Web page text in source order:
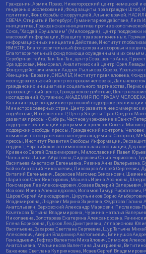
Гражданин.Армия.Право, Нижегородский центр немецкой и
гендерных исследований, Фонд защиты прав граждан Штаб,
политики, Фонд борьбы с коррупцией, Альянс врачей,
СВЕЧА, Открытый Петербург, Гуманитарное действие, Лига
инициатива, Гражданская инициатива против
Союз, "Хасдей Ерушалаим" (Милосердие), Центр поддержки и
массовой информации, В защиту прав заключенных,
информационных инициатив Действие, Институт
ВМЕСТЕ, Благотворительный фонд охраны здоровья и защиты
Благотворительный фонд помощи осужденным и их семьям,
Серебряная тайга, Так-Так-Так, центр Сова, центр Анна,
Эра здоровья, Мемориал, Аналитический Центр Юрия Левады,
Фонд содействия имени Андрея Рылькова, Сфера, Уральская
Женщины Евразии, СИБАЛЬТ, Институт прав человека, Фонд
исследовательский центр по правам человека,
гражданских инициатив и социального партнерства,
правозащитный центр, Гражданское действие, Центр
исследований, Сутяжник, АКАДЕМИЯ ПО ПРАВАМ ЧЕЛОВЕКА,
Калининграде по административной поддержке реализации
Министров северных стран, Центр развития
содействие, Интернешнл-Р, Центр Защиты Прав Средств
развития прессы - Сибирь, Частное учреждение в Санкт-
поддержке реализации программ и проектов Совета
поддержки свободы прессы, Гражданский контроль, Человек
комиссия по сохранению наследия академика Сахарова,
прессы, Институт Развития Свободы Информации,
вердикт, Евразийская антимонопольная ассоциация,
Кривенко Сергей Владимирович, Милославский Павел
Чанышева Лилия Айратовна, Сидорович Ольга Борисовна,
Васильева Анастасия Евгеньевна, Ривина Анна Валерьевна,
Бойко Анатолий Николаевич, Пивоваров Андрей Сергеевич,
Виталий Евгеньевич, Барахоев Магомед Бекханович,
Шарипков Олег Викторович, Мошель Ирина Ароновна, Шведов
Пономарев Лев Александрович, Созаев Валерий Валерьевич,
Исакова Ирина Александровна, Исламов Тимур Рифгатович,
Щаров Сергей Алексадрович, Цирульников Борис
Владимировна, Людевиг Марина Зариевна, Федотова Галина
Анатольевич, Верховский Александр Маркович, Пислакова-
Кочеткова Татьяна Владимировна, Чуркина Наталья
Николаевна, Золотарева Екатерина Александровна,
Елена Борисовна, Гудков Лев Дмитриевич, Илларионова
Васильевна, Захарова Светлана Сергеевна, Щур Татьяна
Алексеевич, Аверин Владимир Анатольевич, Блинушов
Геннадьевич, Гефтер Валентин Михайлович, Симонов
Анатольевна, Мельникова Валентина Дмитриевна,
Баженова Светлана Куприяновна, Исаев Сергей